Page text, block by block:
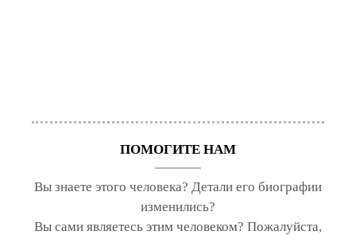
ПОМОГИТЕ НАМ
Вы знаете этого человека? Детали его биографии
изменились?
Вы сами являетесь этим человеком? Пожалуйста,